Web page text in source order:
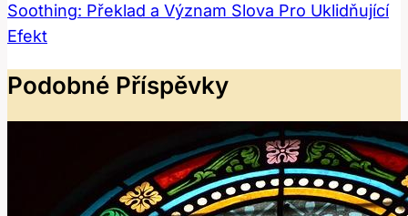
Soothing: Překlad a Význam Slova Pro Uklidňující
Efekt
Podobné Příspěvky